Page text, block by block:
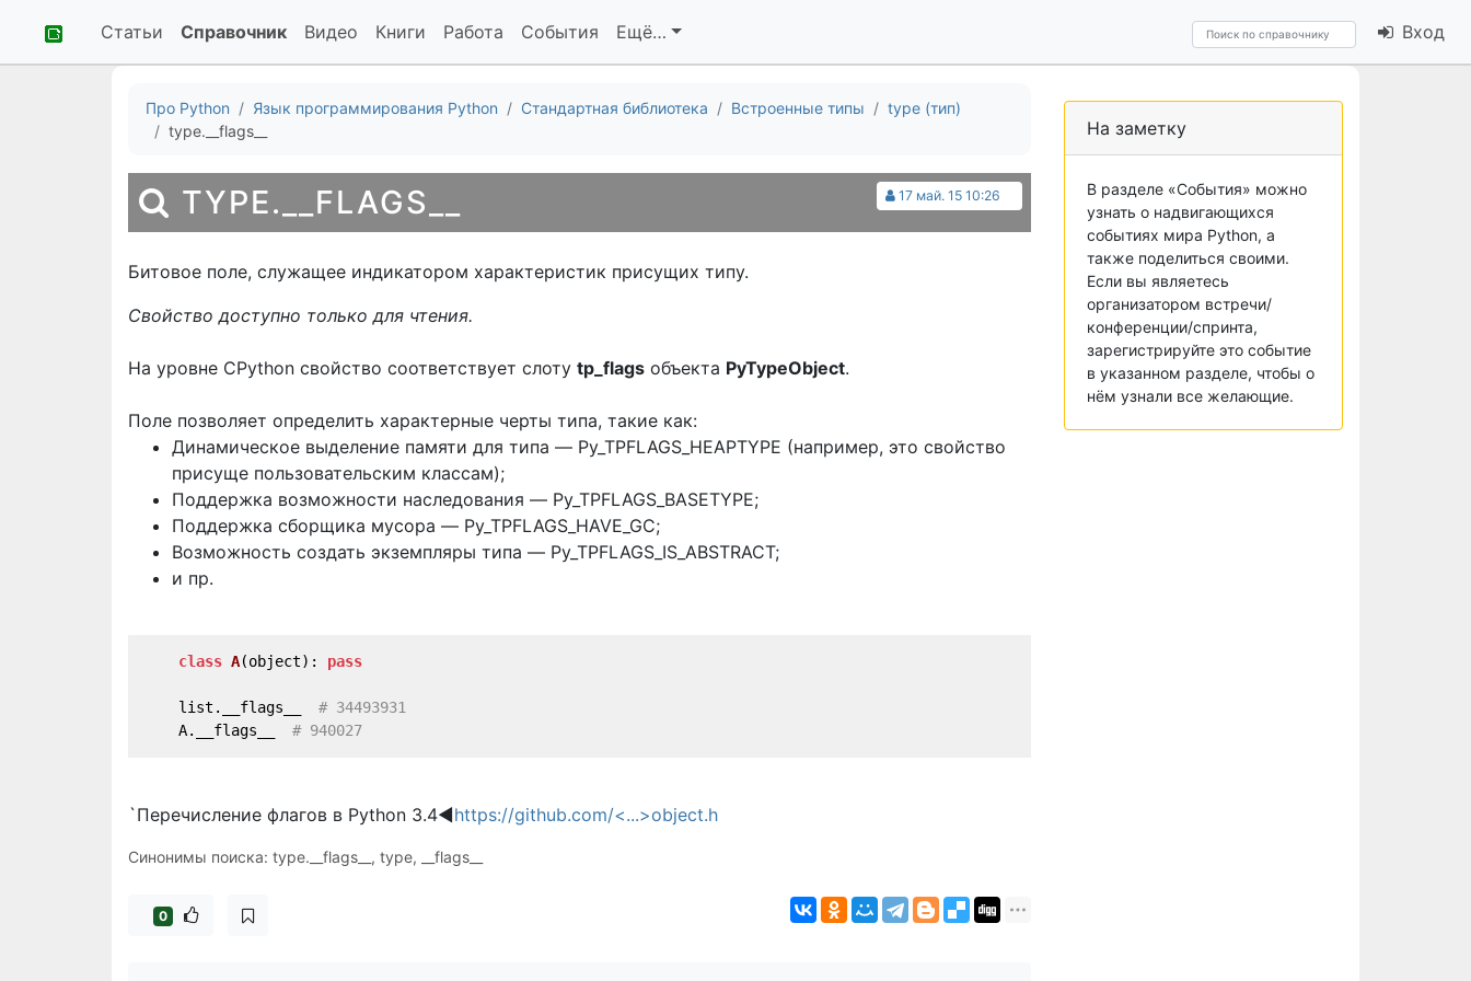
Статьи Справочник Видео Книги Работа События Ещё… Вход
Про Python Язык программирования Python Стандартная библиотека Встроенные типы
type (тип)
type.__flags__
17 май. 15 10:26
TYPE.__FLAGS__
Битовое поле, служащее индикатором характеристик присущих типу.
Свойство доступно только для чтения.
На уровне CPython свойство соответствует слоту tp_flags объекта PyTypeObject.
Поле позволяет определить характерные черты типа, такие как:
Динамическое выделение памяти для типа — Py_TPFLAGS_HEAPTYPE (например, это свойство
присуще пользовательским классам);
Поддержка возможности наследования — Py_TPFLAGS_BASETYPE;
Поддержка сборщика мусора — Py_TPFLAGS_HAVE_GC;
Возможность создать экземпляры типа — Py_TPFLAGS_IS_ABSTRACT;
и пр.
class A(object): pass
    list.__flags__
# 34493931
    A.__flags__
# 940027
`Перечисление флагов в Python 3.4◀https://github.com/<...>object.h
Синонимы поиска: type.__flags__, type, __flags__
0
На заметку
В разделе «События» можно
узнать о надвигающихся
событиях мира Python, а
также поделиться своими.
Если вы являетесь
организатором встречи/
конференции/спринта,
зарегистрируйте это событие
в указанном разделе, чтобы о
нём узнали все желающие.